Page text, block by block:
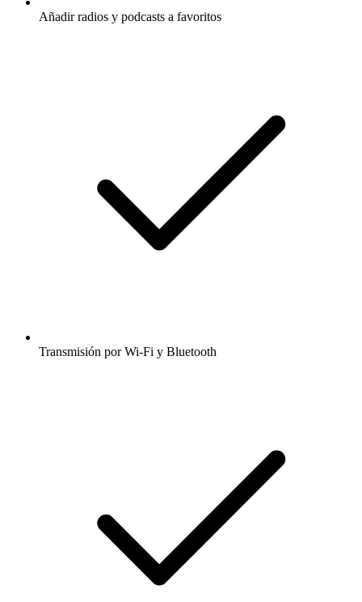
Añadir radios y podcasts a favoritos
Transmisión por Wi-Fi y Bluetooth